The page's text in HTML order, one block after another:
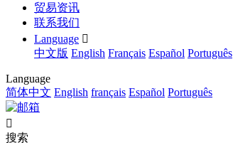
贸易资讯
联系我们
Language 
中文版 English Français Español Português
Language
简体中文 English français Español Português

搜索